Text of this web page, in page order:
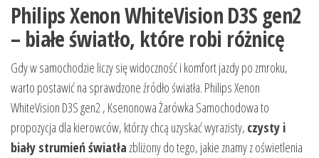
Philips Xenon WhiteVision D3S gen2
– białe światło, które robi różnicę
Gdy w samochodzie liczy się widoczność i komfort jazdy po zmroku,
warto postawić na sprawdzone źródło światła. Philips Xenon
WhiteVision D3S gen2 , Ksenonowa Żarówka Samochodowa to
propozycja dla kierowców, którzy chcą uzyskać wyrazisty, czysty i
biały strumień światła zbliżony do tego, jakie znamy z oświetlenia